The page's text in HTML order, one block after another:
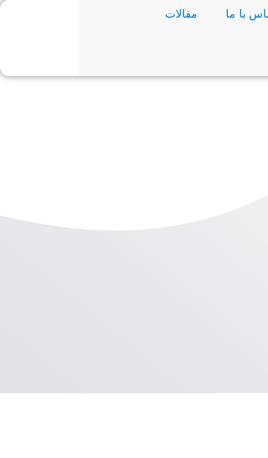
با ما مقالات